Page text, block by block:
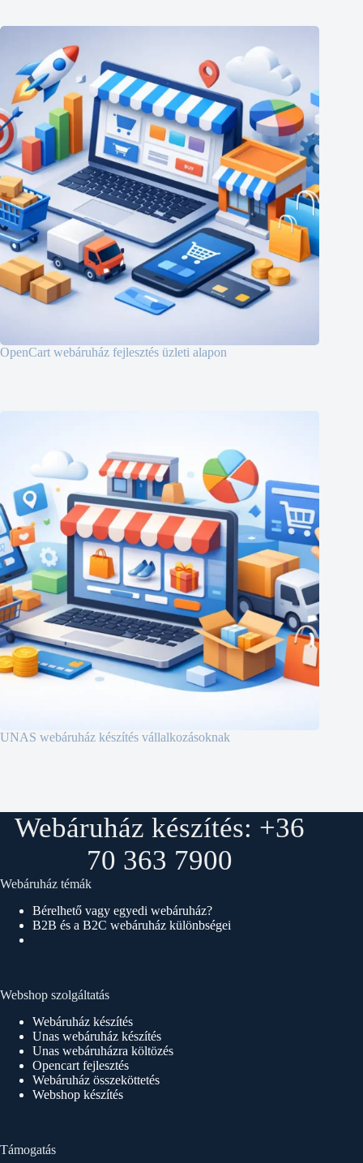
OpenCart webáruház fejlesztés üzleti alapon
UNAS webáruház készítés vállalkozásoknak
Webáruház készítés: +36
70 363 7900
Webáruház témák
Bérelhető vagy egyedi webáruház?
B2B és a B2C webáruház különbségei
Webshop szolgáltatás
Webáruház készítés
Unas webáruház készítés
Unas webáruházra költözés
Opencart fejlesztés
Webáruház összeköttetés
Webshop készítés
Támogatás